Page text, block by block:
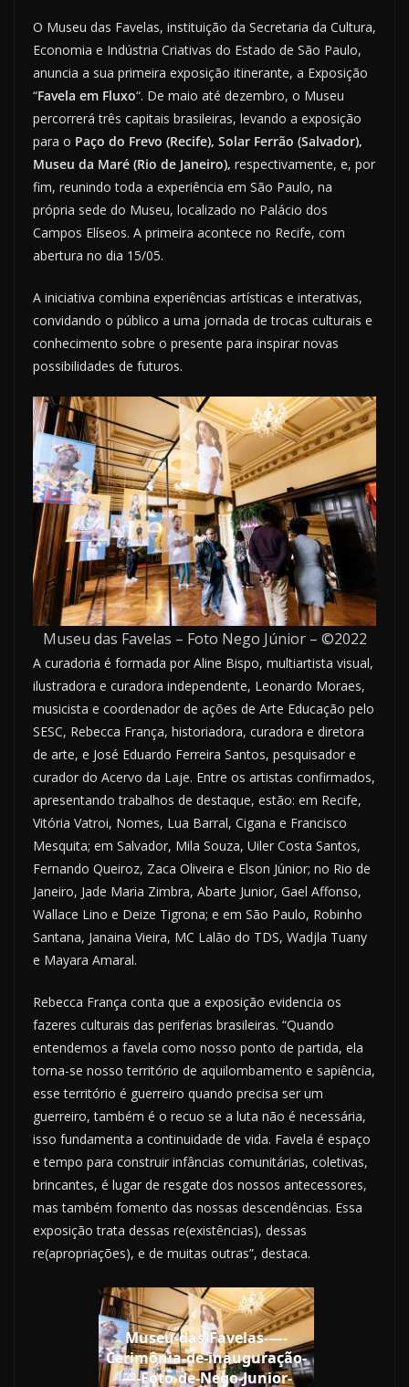
O Museu das Favelas, instituição da Secretaria da Cultura,
Economia e Indústria Criativas do Estado de São Paulo,
anuncia a sua primeira exposição itinerante, a Exposição
“Favela em Fluxo“. De maio até dezembro, o Museu
percorrerá três capitais brasileiras, levando a exposição
para o Paço do Frevo (Recife), Solar Ferrão (Salvador),
Museu da Maré (Rio de Janeiro), respectivamente, e, por
fim, reunindo toda a experiência em São Paulo, na
própria sede do Museu, localizado no Palácio dos
Campos Elíseos. A primeira acontece no Recife, com
abertura no dia 15/05.
A iniciativa combina experiências artísticas e interativas,
convidando o público a uma jornada de trocas culturais e
conhecimento sobre o presente para inspirar novas
possibilidades de futuros.
Museu das Favelas – Foto Nego Júnior – ©2022
A curadoria é formada por Aline Bispo, multiartista visual,
ilustradora e curadora independente, Leonardo Moraes,
musicista e coordenador de ações de Arte Educação pelo
SESC, Rebecca França, historiadora, curadora e diretora
de arte, e José Eduardo Ferreira Santos, pesquisador e
curador do Acervo da Laje. Entre os artistas confirmados,
apresentando trabalhos de destaque, estão: em Recife,
Vitória Vatroi, Nomes, Lua Barral, Cigana e Francisco
Mesquita; em Salvador, Mila Souza, Uiler Costa Santos,
Fernando Queiroz, Zaca Oliveira e Elson Júnior; no Rio de
Janeiro, Jade Maria Zimbra, Abarte Junior, Gael Affonso,
Wallace Lino e Deize Tigrona; e em São Paulo, Robinho
Santana, Janaina Vieira, MC Lalão do TDS, Wadjla Tuany
e Mayara Amaral.
Rebecca França conta que a exposição evidencia os
fazeres culturais das periferias brasileiras. “Quando
entendemos a favela como nosso ponto de partida, ela
torna-se nosso território de aquilombamento e sapiência,
esse território é guerreiro quando precisa ser um
guerreiro, também é o recuo se a luta não é necessária,
isso fundamenta a continuidade de vida. Favela é espaço
e tempo para construir infâncias comunitárias, coletivas,
brincantes, é lugar de resgate dos nossos antecessores,
mas também fomento das nossas descendências. Essa
exposição trata dessas re(existências), dessas
re(apropriações), e de muitas outras”, destaca.
Museu-das-Favelas-—-
Cerimônia-de-inauguração-
—-Foto-de-Nego-Junior-